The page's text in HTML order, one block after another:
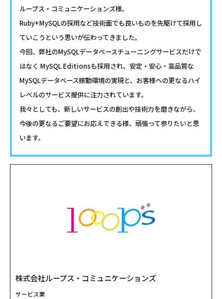
ループス・コミュニケーションズ様。
Ruby+MySQLの採用など技術面でも良いものを先駆けて採用し
ていこうという思いが伝わってきました。
今回、弊社のMySQLデータベースチューニングサービスだけで
はなく MySQL Editionsも採用され、安定・安心・高品質な
MySQLデータベース稼動環境の実現と、お客様への更なるハイ
レベルのサービス提供に注力されています。
我々としても、新しいサービスの創出や技術力を磨きながら、
今後の更なるご要望にお応えできる様、頑張って参りたいと思
います。
株式会社ループス・コミュニケーションズ
サービス業